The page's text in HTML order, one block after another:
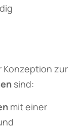
Konzeption zur
sind:
mit einer